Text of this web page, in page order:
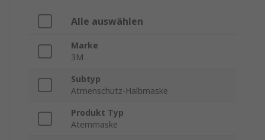
Alle auswählen
Marke
3M
Subtyp
Atmenschutz-Halbmaske
Produkt Typ
Atemmaske